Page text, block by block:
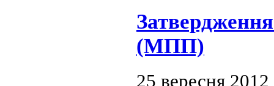
(МПП)
25 вересня